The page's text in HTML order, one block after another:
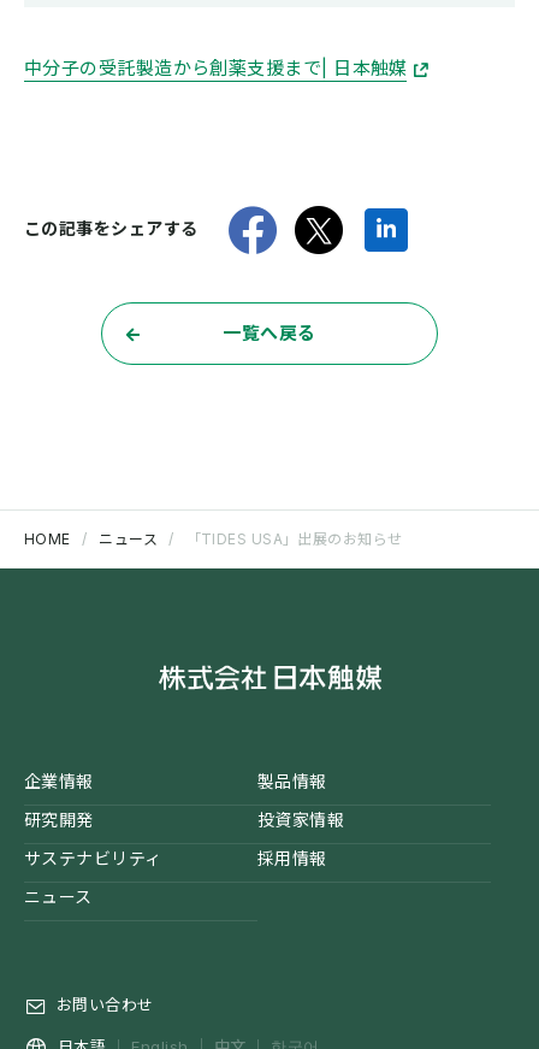
HOME ニュース 「TIDES USA」出展のお知らせ
中分子の受託製造から創薬支援まで| 日本触媒
この記事をシェアする Facebook
twitter
一覧へ戻る
企業情報
製品情報
研究開発
投資家情報
サステナビリティ
採用情報
ニュース
お問い合わせ